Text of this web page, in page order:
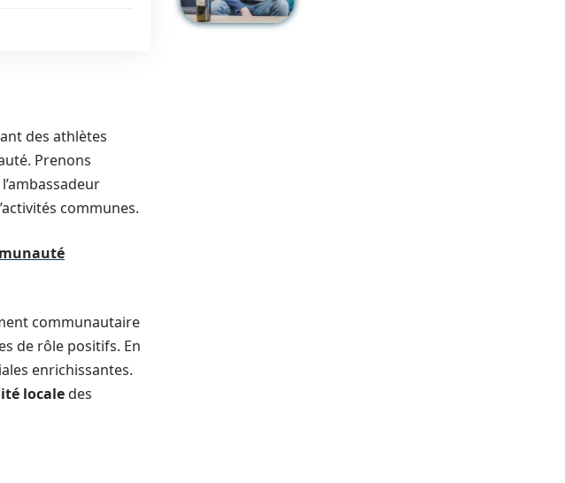
des athlètes
Prenons
communes.
communautaire
de rôle positifs. En
enrichissantes.
localedes